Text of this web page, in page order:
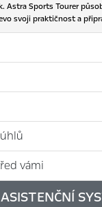
Astra Sports Tourer
svoji praktičnost a
vámi